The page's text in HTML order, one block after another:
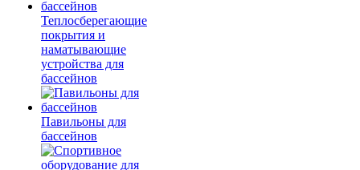
Теплосберегающие
покрытия и
наматывающие
устройства для
бассейнов
Павильоны для
бассейнов